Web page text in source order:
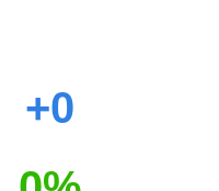
+0